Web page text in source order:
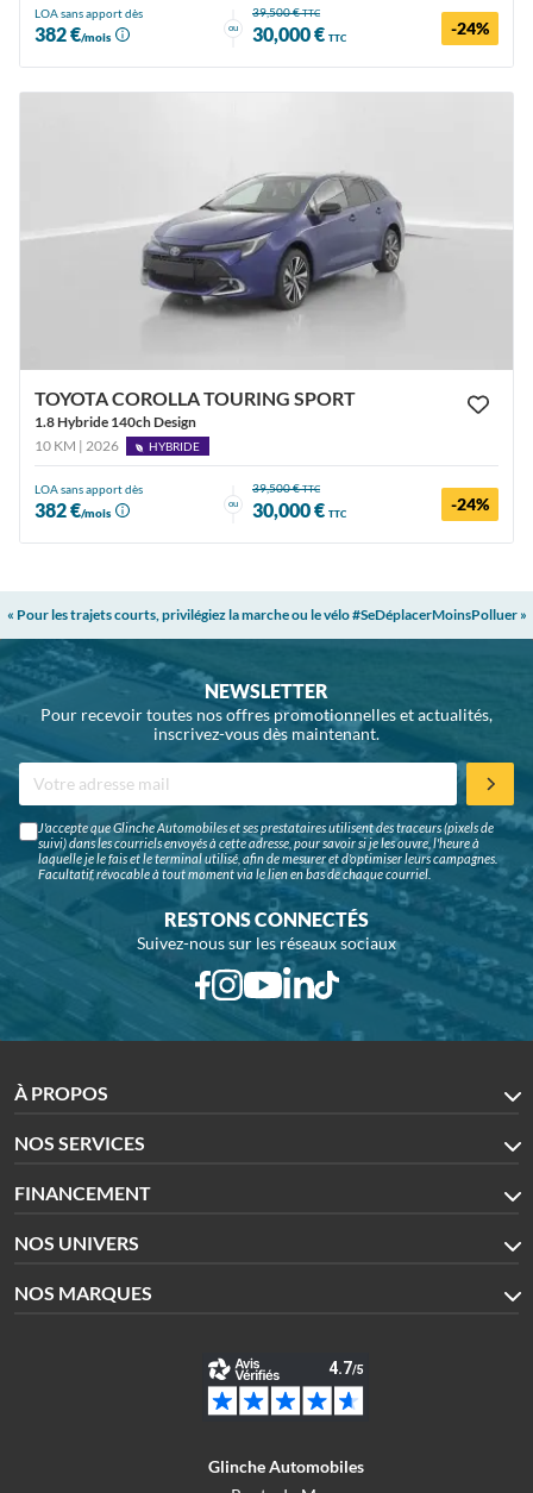
LOA sans apport dès
382 €/mois
ou
39,500 €TTC
30,000 € TTC -24%
TOYOTA COROLLA TOURING SPORT
1.8 Hybride 140ch Design
10 KM | 2026
HYBRIDE
LOA sans apport dès
382 €/mois
ou
39,500 €TTC
30,000 € TTC -24%
« Pour les trajets courts, privilégiez la marche ou le vélo #SeDéplacerMoinsPolluer »
NEWSLETTER
Pour recevoir toutes nos offres promotionnelles et actualités,
inscrivez-vous dès maintenant.
J'accepte que Glinche Automobiles et ses prestataires utilisent des traceurs (pixels de
suivi) dans les courriels envoyés à cette adresse, pour savoir si je les ouvre, l'heure à
laquelle je le fais et le terminal utilisé, afin de mesurer et d'optimiser leurs campagnes.
Facultatif, révocable à tout moment via le lien en bas de chaque courriel.
RESTONS CONNECTÉS
Suivez-nous sur les réseaux sociaux
À PROPOS
NOS SERVICES
FINANCEMENT
NOS UNIVERS
NOS MARQUES
Glinche Automobiles